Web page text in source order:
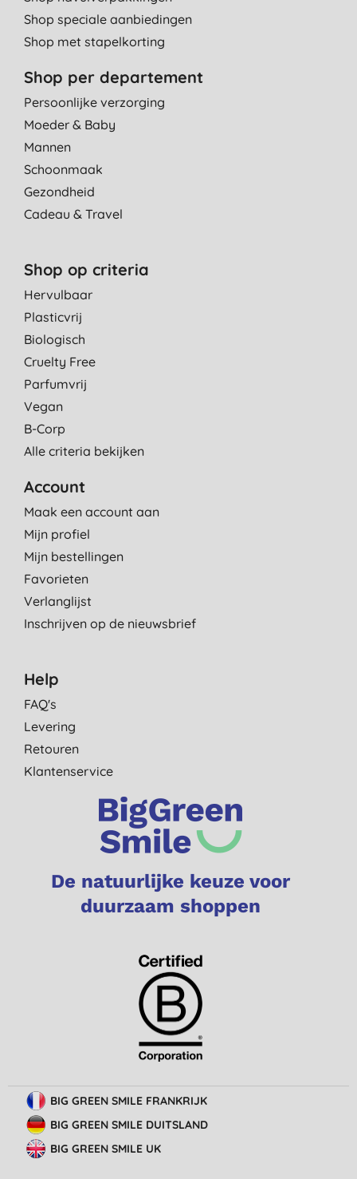
Shop speciale aanbiedingen
Shop met stapelkorting
Shop per departement
Persoonlijke verzorging
Moeder & Baby
Mannen
Schoonmaak
Gezondheid
Cadeau & Travel
Shop op criteria
Hervulbaar
Plasticvrij
Biologisch
Cruelty Free
Parfumvrij
Vegan
B-Corp
Alle criteria bekijken
Account
Maak een account aan
Mijn profiel
Mijn bestellingen
Favorieten
Verlanglijst
Inschrijven op de nieuwsbrief
Help
FAQ's
Levering
Retouren
Klantenservice
De natuurlijke keuze voor
duurzaam shoppen
BIG GREEN SMILE FRANKRIJK
BIG GREEN SMILE DUITSLAND
BIG GREEN SMILE UK